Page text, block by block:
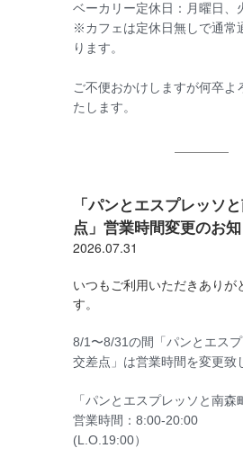
ベーカリー定休日：月曜日、
※カフェは定休日無しで通常
ります。
ご不便おかけしますが何卒よ
たします。
「パンとエスプレッソ
点」営業時間変更のお
2026.07.31
いつもご利用いただきありが
す。
8/1〜8/31の間「パンとエス
交差点」は営業時間を変更致
「パンとエスプレッソと南森
営業時間：8:00-20:00
(L.O.19:00）